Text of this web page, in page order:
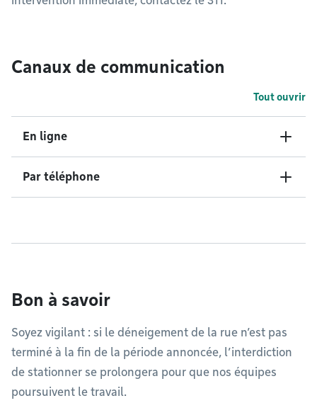
Canaux de communication
Tout ouvrir
En ligne
Par téléphone
Bon à savoir
Soyez vigilant : si le déneigement de la rue n’est pas
terminé à la fin de la période annoncée, l’interdiction
de stationner se prolongera pour que nos équipes
poursuivent le travail.